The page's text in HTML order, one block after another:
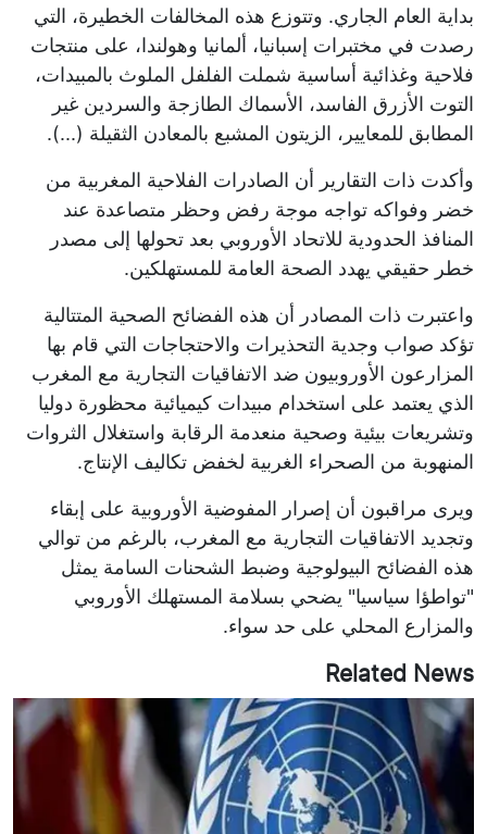
بداية العام الجاري. وتتوزع هذه المخالفات الخطيرة، التي
رصدت في مختبرات إسبانيا، ألمانيا وهولندا، على منتجات
فلاحية وغذائية أساسية شملت الفلفل الملوث بالمبيدات،
التوت الأزرق الفاسد، الأسماك الطازجة والسردين غير
المطابق للمعايير، الزيتون المشبع بالمعادن الثقيلة (...).
وأكدت ذات التقارير أن الصادرات الفلاحية المغربية من
خضر وفواكه تواجه موجة رفض وحظر متصاعدة عند
المنافذ الحدودية للاتحاد الأوروبي بعد تحولها إلى مصدر
خطر حقيقي يهدد الصحة العامة للمستهلكين.
واعتبرت ذات المصادر أن هذه الفضائح الصحية المتتالية
تؤكد صواب وجدية التحذيرات والاحتجاجات التي قام بها
المزارعون الأوروبيون ضد الاتفاقيات التجارية مع المغرب
الذي يعتمد على استخدام مبيدات كيميائية محظورة دوليا
وتشريعات بيئية وصحية منعدمة الرقابة واستغلال الثروات
المنهوبة من الصحراء الغربية لخفض تكاليف الإنتاج.
ويرى مراقبون أن إصرار المفوضية الأوروبية على إبقاء
وتجديد الاتفاقيات التجارية مع المغرب، بالرغم من توالي
هذه الفضائح البيولوجية وضبط الشحنات السامة يمثل
"تواطؤا سياسيا" يضحي بسلامة المستهلك الأوروبي
والمزارع المحلي على حد سواء.
Related News